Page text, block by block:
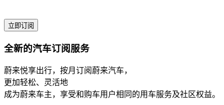
立即订阅
全新的汽车订阅服务
蔚来悦享出行，按月订阅蔚来汽车，
更加轻松、灵活地
成为蔚来车主，享受和购车用户相同的用车服务及社区权益。